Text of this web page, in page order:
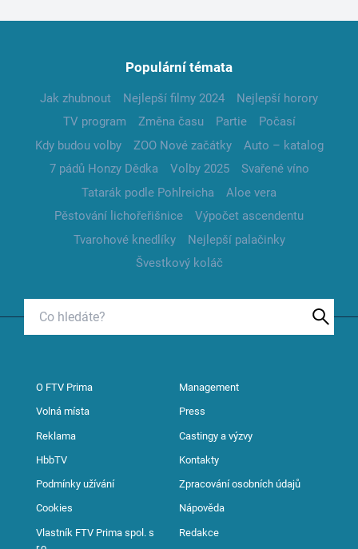
Populární témata
Jak zhubnout Nejlepší filmy 2024
Nejlepší horory
TV program
Změna času Partie
Počasí
Kdy budou volby
ZOO Nové začátky
Auto – katalog
7 pádů Honzy Dědka
Volby 2025
Svařené víno
Tatarák podle Pohlreicha
Aloe vera
Pěstování lichořeřišnice
Výpočet ascendentu
Tvarohové knedlíky
Nejlepší palačinky
Švestkový koláč
O FTV Prima Management
Volná místa Press
Reklama Castingy a výzvy
HbbTV Kontakty
Podmínky užívání Zpracování osobních údajů
Cookies Nápověda
Vlastník FTV Prima spol. s
Redakce